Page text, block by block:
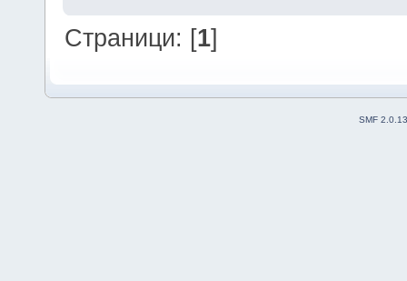
Страници: [1]
SMF 2.0.13